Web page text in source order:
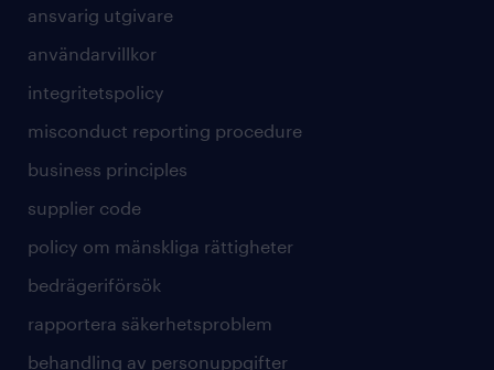
ansvarig utgivare
användarvillkor
integritetspolicy
misconduct reporting procedure
business principles
supplier code
policy om mänskliga rättigheter
bedrägeriförsök
rapportera säkerhetsproblem
behandling av personuppgifter